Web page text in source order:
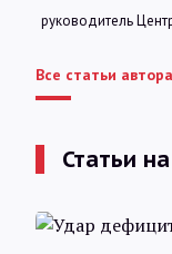
руководитель
Все статьи автора
Статьи